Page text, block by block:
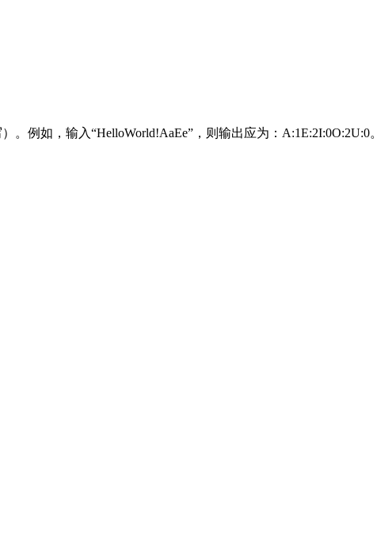
例如，输入“HelloWorld!AaEe”，则输出应为：A:1E:2I:0O:2U:0。